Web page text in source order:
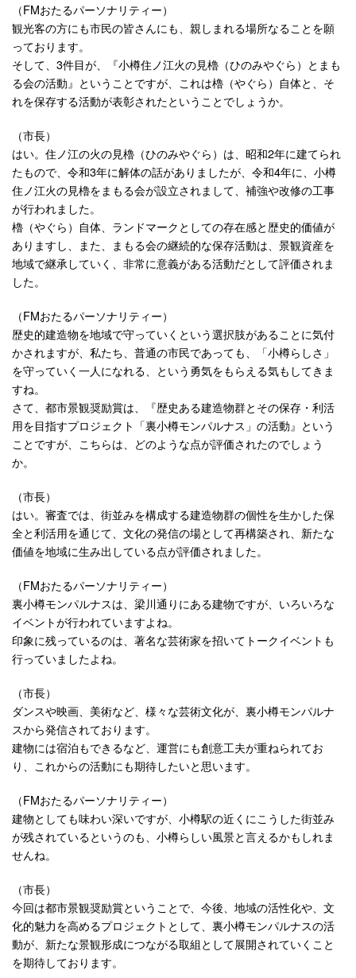
（FMおたるパーソナリティー）
観光客の方にも市民の皆さんにも、親しまれる場所なることを願
っております。
そして、3件目が、『小樽住ノ江火の見櫓（ひのみやぐら）とまも
る会の活動』ということですが、これは櫓（やぐら）自体と、そ
れを保存する活動が表彰されたということでしょうか。
（市長）
はい。住ノ江の火の見櫓（ひのみやぐら）は、昭和2年に建てられ
たもので、令和3年に解体の話がありましたが、令和4年に、小樽
住ノ江火の見櫓をまもる会が設立されまして、補強や改修の工事
が行われました。
櫓（やぐら）自体、ランドマークとしての存在感と歴史的価値が
ありますし、また、まもる会の継続的な保存活動は、景観資産を
地域で継承していく、非常に意義がある活動だとして評価されま
した。
（FMおたるパーソナリティー）
歴史的建造物を地域で守っていくという選択肢があることに気付
かされますが、私たち、普通の市民であっても、「小樽らしさ」
を守っていく一人になれる、という勇気をもらえる気もしてきま
すね。
さて、都市景観奨励賞は、『歴史ある建造物群とその保存・利活
用を目指すプロジェクト「裏小樽モンパルナス」の活動』という
ことですが、こちらは、どのような点が評価されたのでしょう
か。
（市長）
はい。審査では、街並みを構成する建造物群の個性を生かした保
全と利活用を通じて、文化の発信の場として再構築され、新たな
価値を地域に生み出している点が評価されました。
（FMおたるパーソナリティー）
裏小樽モンパルナスは、梁川通りにある建物ですが、いろいろな
イベントが行われていますよね。
印象に残っているのは、著名な芸術家を招いてトークイベントも
行っていましたよね。
（市長）
ダンスや映画、美術など、様々な芸術文化が、裏小樽モンパルナ
スから発信されております。
建物には宿泊もできるなど、運営にも創意工夫が重ねられてお
り、これからの活動にも期待したいと思います。
（FMおたるパーソナリティー）
建物としても味わい深いですが、小樽駅の近くにこうした街並み
が残されているというのも、小樽らしい風景と言えるかもしれま
せんね。
（市長）
今回は都市景観奨励賞ということで、今後、地域の活性化や、文
化的魅力を高めるプロジェクトとして、裏小樽モンパルナスの活
動が、新たな景観形成につながる取組として展開されていくこと
を期待しております。